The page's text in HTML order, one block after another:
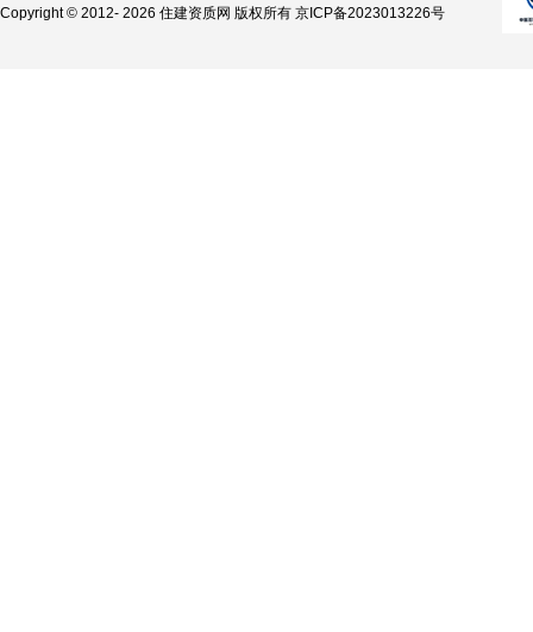
Copyright © 2012- 2026 住建资质网 版权所有 京ICP备2023013226号